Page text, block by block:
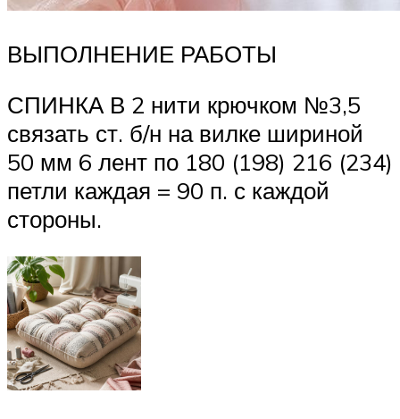
ВЫПОЛНЕНИЕ РАБОТЫ
СПИНКА В 2 нити крючком №3,5
связать ст. б/н на вилке шириной
50 мм 6 лент по 180 (198) 216 (234)
петли каждая = 90 п. с каждой
стороны.